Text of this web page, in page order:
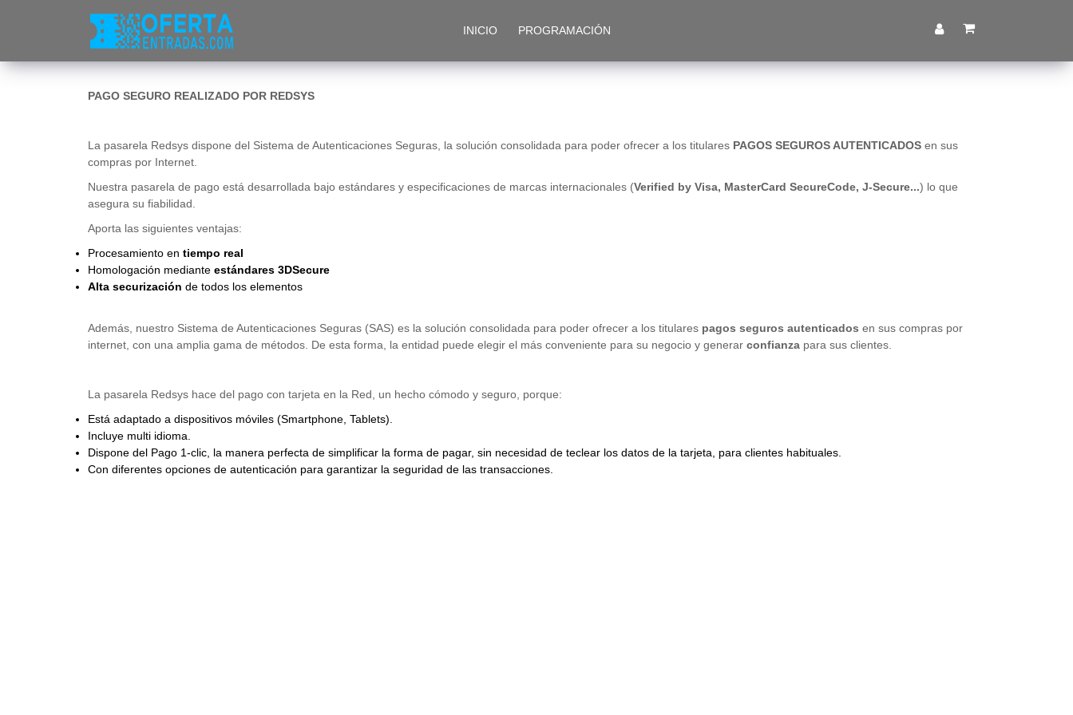
INICIO PROGRAMACIÓN
PAGO SEGURO REALIZADO POR REDSYS
La pasarela Redsys dispone del Sistema de Autenticaciones Seguras, la solución consolidada para poder ofrecer a los titulares PAGOS SEGUROS AUTENTICADOSen sus
compras por Internet.
Nuestra pasarela de pago está desarrollada bajo estándares y especificaciones de marcas internacionales (Verified by Visa, MasterCard SecureCode, J-Secure...) lo que
asegura su fiabilidad.
Aporta las siguientes ventajas:
Procesamiento en tiempo real
Homologación mediante estándares 3DSecure
Alta securización de todos los elementos
Además, nuestro Sistema de Autenticaciones Seguras (SAS) es la solución consolidada para poder ofrecer a los titulares pagos seguros autenticados en sus compras por
internet, con una amplia gama de métodos. De esta forma, la entidad puede elegir el más conveniente para su negocio y generar confianzapara sus clientes.
La pasarela Redsys hace del pago con tarjeta en la Red, un hecho cómodo y seguro, porque:
Está adaptado a dispositivos móviles (Smartphone, Tablets).
Incluye multi idioma.
Dispone del Pago 1-clic, la manera perfecta de simplificar la forma de pagar, sin necesidad de teclear los datos de la tarjeta, para clientes habituales.
Con diferentes opciones de autenticación para garantizar la seguridad de las transacciones.